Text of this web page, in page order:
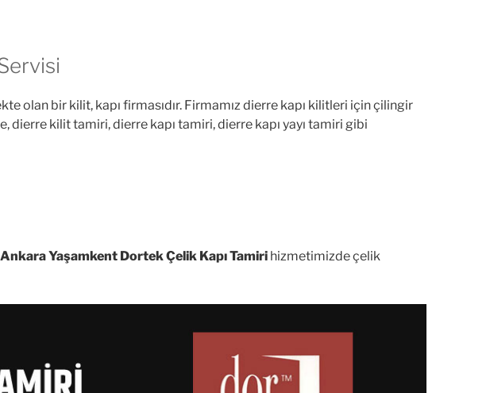
olan bir kilit, kapı firmasıdır. Firmamız dierre kapı kilitleri için çilingir
kilit tamiri, dierre kapı tamiri, dierre kapı yayı tamiri gibi
Ankara Yaşamkent Dortek Çelik Kapı Tamiri hizmetimizde çelik